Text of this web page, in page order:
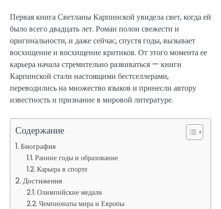
Первая книга Светланы Карпинской увидела свет, когда ей
было всего двадцать лет. Роман полон свежести и
оригинальности, и даже сейчас, спустя годы, вызывает
восхищение и восхищение критиков. От этого момента ее
карьера начала стремительно развиваться — книги
Карпинской стали настоящими бестселлерами,
переводились на множество языков и принесли автору
известность и признание в мировой литературе.
Содержание
Биография
Ранние годы и образование
Карьера в спорте
Достижения
Олимпийские медали
Чемпионаты мира и Европы